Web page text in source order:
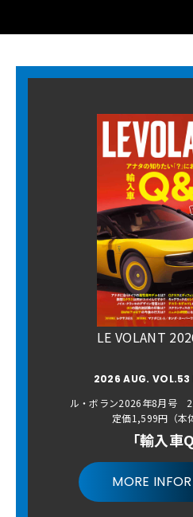
LE VOLANT
2026 AUG. VOL.53
ル・ボラン2026年8月号
定価1,599円（本
「輸入車
MORE